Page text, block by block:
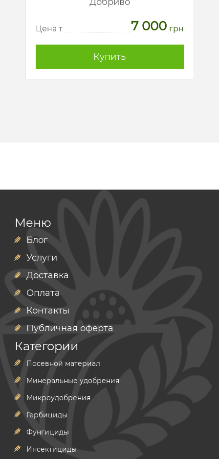
Цена т 7 000 грн
Купить
Меню
Блог
Услуги
Доставка
Оплата
Контакты
Публичная оферта
Категории
Посевной материал
Минеральные удобрения
Микроудобрения
Гербициды
Фунгициды
Инсектициды